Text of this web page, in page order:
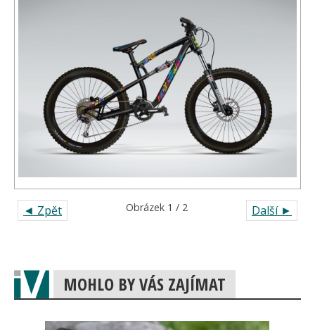
◄ Zpět Další ►
Obrázek 1 / 2
MOHLO BY VÁS ZAJÍMAT